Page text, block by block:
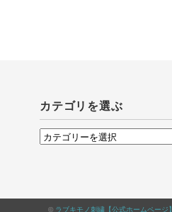
カテゴリを選ぶ
カ
リ
© ラブキモノ刺繍【公式ホームページ】